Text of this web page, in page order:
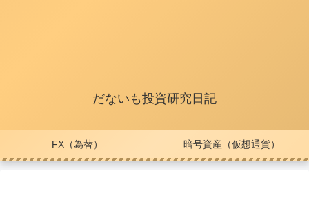
だないも投資研究日記
FX（為替） 暗号資産（仮想通貨）